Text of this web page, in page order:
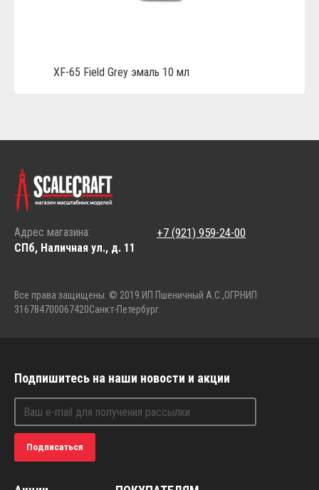
XF-65 Field Grey эмаль 10 мл
Адрес магазина:
СПб, Наличная ул., д. 11
+7 (921) 959-24-00
Все права защищены. © 2019. ИП Пшеничный А.С.,ОГРНИП
316784700067420Санкт-Петербург.
Подпишитесь на наши новости и акции
Подписаться